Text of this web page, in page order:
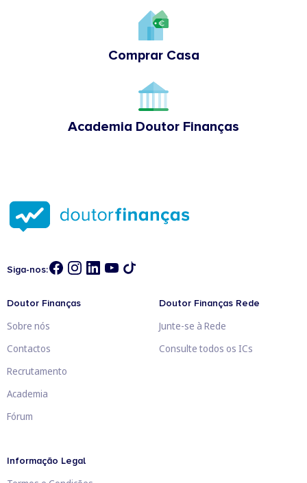
Comprar Casa
Academia Doutor Finanças
Siga-nos:
Doutor Finanças
Sobre nós
Contactos
Recrutamento
Academia
Fórum
Doutor Finanças Rede
Junte-se à Rede
Consulte todos os ICs
Informação Legal